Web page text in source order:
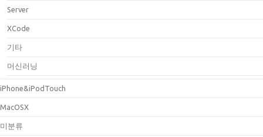
Server
XCode
기타
머신러닝
iPhone&iPodTouch
MacOSX
미분류